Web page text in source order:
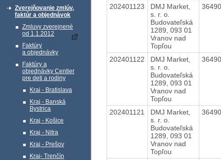
Zverejňovanie zmlúv,
faktúr a objednávok
Zmluvy zverejnené
od 1.1.2012
Faktúry
a objednávky
Faktúry a
objednávky Centier
pre deti a rodiny
Kraj - Bratislava
Kraj - Banská
Bystrica
Kraj - Košice
Kraj - Nitra
Kraj - Prešov
Kraj- Trenčín
202401123
DMJ Market,
s. r. o.
Budovateľská
1289, 093 01
Vranov nad
Topľou
202401122
DMJ Market,
s. r. o.
Budovateľská
1289, 093 01
Vranov nad
Topľou
202401121
DMJ Market,
s. r. o.
Budovateľská
1289, 093 01
Vranov nad
Topľou